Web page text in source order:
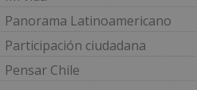
Panorama Latinoamericano
Participación ciudadana
Pensar Chile